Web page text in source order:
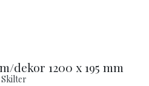
dekor 1200 x 195 mm
Skilter